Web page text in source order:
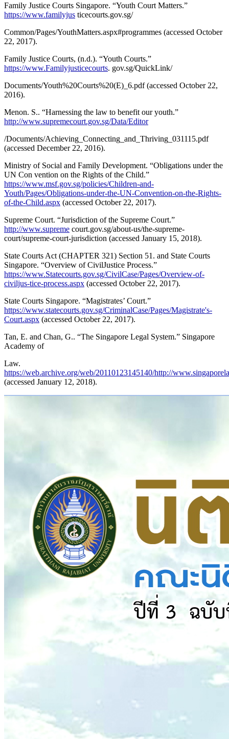
Family Justice Courts Singapore. “Youth Court Matters.”
https://www.familyjus ticecourts.gov.sg/
Common/Pages/YouthMatters.aspx#programmes (accessed October
22, 2017).
Family Justice Courts, (n.d.). “Youth Courts.”
https://www.Familyjusticecourts. gov.sg/QuickLink/
Documents/Youth%20Courts%20(E)_6.pdf (accessed October 22,
2016).
Menon. S.. “Harnessing the law to benefit our youth.”
http://www.supremecourt.gov.sg/Data/Editor
/Documents/Achieving_Connecting_and_Thriving_031115.pdf
(accessed December 22, 2016).
Ministry of Social and Family Development. “Obligations under the
UN Con vention on the Rights of the Child.”
https://www.msf.gov.sg/policies/Children-and-
Youth/Pages/Obligations-under-the-UN-Convention-on-the-Rights-
of-the-Child.aspx (accessed October 22, 2017).
Supreme Court. “Jurisdiction of the Supreme Court.”
http://www.supreme court.gov.sg/about-us/the-supreme-
court/supreme-court-jurisdiction (accessed January 15, 2018).
State Courts Act (CHAPTER 321) Section 51. and State Courts
Singapore. “Overview of CivilJustice Process.”
https://www.Statecourts.gov.sg/CivilCase/Pages/Overview-of-
civiljus-tice-process.aspx (accessed October 22, 2017).
State Courts Singapore. “Magistrates’ Court.”
https://www.statecourts.gov.sg/CriminalCase/Pages/Magistrate's-
Court.aspx (accessed October 22, 2017).
Tan, E. and Chan, G.. “The Singapore Legal System.” Singapore
Academy of
Law.
https://web.archive.org/web/20110123145140/http://
(accessed January 12, 2018).